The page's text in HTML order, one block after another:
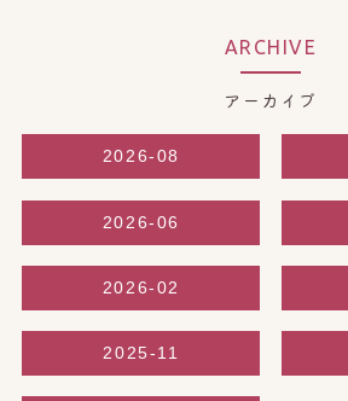
ARCHIVE
アーカイブ
2026-08
2026-06
2026-02
2025-11